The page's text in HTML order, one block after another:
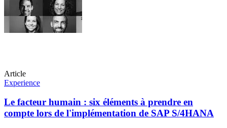
Article
Experience
Le facteur humain : six éléments à prendre en
compte lors de l'implémentation de SAP S/4HANA